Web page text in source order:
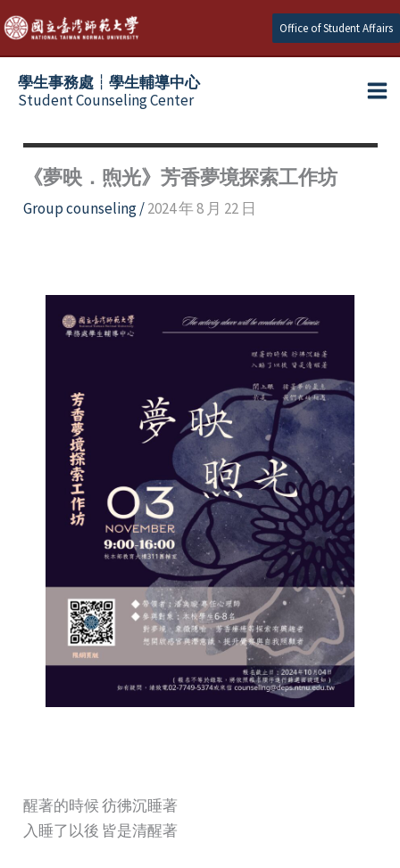
Skip
to
content
Office of Student Affairs
學生事務處┆學生輔導中心
Student Counseling Center
《夢映．煦光》芳香夢境探索工作坊
Group counseling/2024 年 8 月 22 日
醒著的時候 彷彿沉睡著
入睡了以後 皆是清醒著